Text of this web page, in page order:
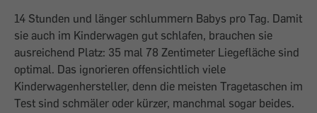
14 Stunden und länger schlummern Babys pro Tag. Damit
sie auch im Kinderwagen gut schlafen, brauchen sie
ausreichend Platz: 35 mal 78 Zentimeter Liegefläche sind
optimal. Das ignorieren offensichtlich viele
Kinderwagenhersteller, denn die meisten Tragetaschen im
Test sind schmäler oder kürzer, manchmal sogar beides.